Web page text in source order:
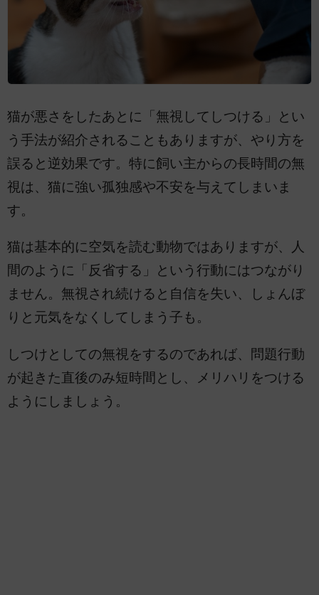
猫が悪さをしたあとに「無視してしつける」とい
う手法が紹介されることもありますが、やり方を
誤ると逆効果です。特に飼い主からの長時間の無
視は、猫に強い孤独感や不安を与えてしまいま
す。
猫は基本的に空気を読む動物ではありますが、人
間のように「反省する」という行動にはつながり
ません。無視され続けると自信を失い、しょんぼ
りと元気をなくしてしまう子も。
しつけとしての無視をするのであれば、問題行動
が起きた直後のみ短時間とし、メリハリをつける
ようにしましょう。